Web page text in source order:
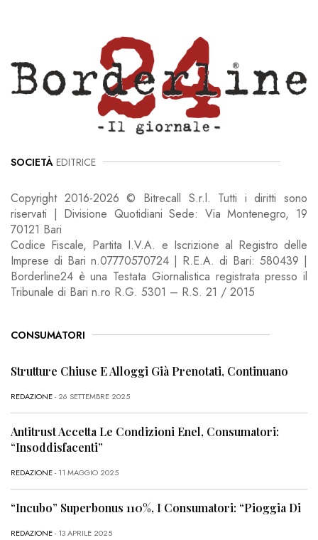
SOCIETÀ EDITRICE
Copyright 2016-2026 © Bitrecall S.r.l. Tutti i diritti sono
riservati | Divisione Quotidiani Sede: Via Montenegro, 19
70121 Bari
Codice Fiscale, Partita I.V.A. e Iscrizione al Registro delle
Imprese di Bari n.07770570724 | R.E.A. di Bari: 580439 |
Borderline24 è una Testata Giornalistica registrata presso il
Tribunale di Bari n.ro R.G. 5301 – R.S. 21 / 2015
CONSUMATORI
Strutture Chiuse E Alloggi Già Prenotati, Continuano
REDAZIONE- 26 SETTEMBRE 2025
Antitrust Accetta Le Condizioni Enel, Consumatori:
“Insoddisfacenti”
REDAZIONE- 11 MAGGIO 2025
“Incubo” Superbonus 110%, I Consumatori: “Pioggia Di
REDAZIONE- 13 APRILE 2025